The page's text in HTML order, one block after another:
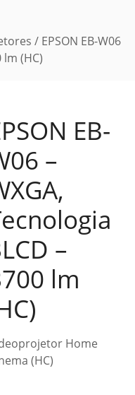
/ EPSON EB-W06
lm (HC)
EB-
–
–
lm
Home
(HC)